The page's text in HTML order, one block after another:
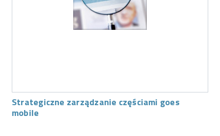
Strategiczne zarządzanie częściami goes
mobile